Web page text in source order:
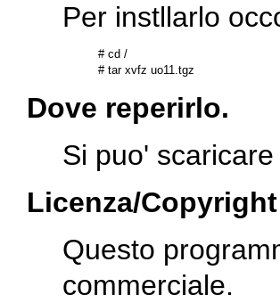
Per instllarlo
# cd /
Dove reperirlo.
Si puo' scaricare
Licenza/Copyright
Questo
commerciale.